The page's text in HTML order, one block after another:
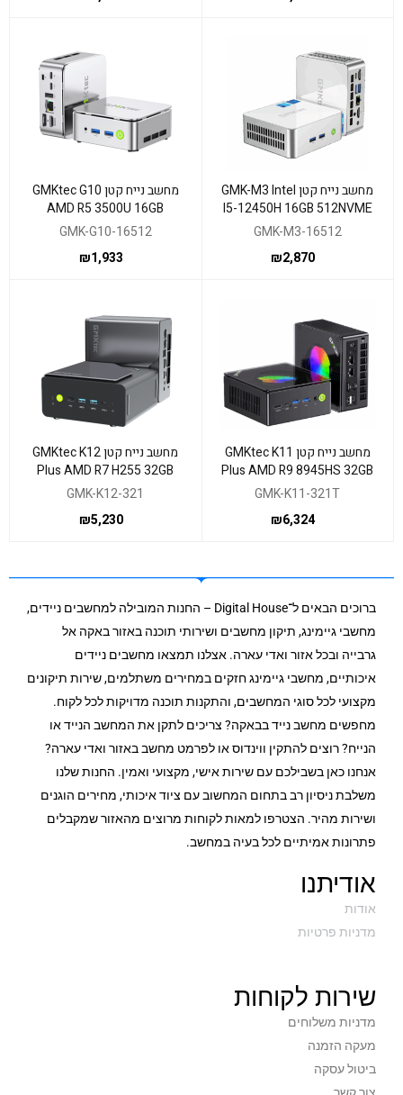
מחשב נייח קטן GMK-M3 Intel
I5-12450H 16GB 512NVME
WIN11 Pro
GMK-M3-16512
₪2,870
מחשב נייח קטן GMKtec G10
AMD R5 3500U 16GB
512GB WIN11PR
GMK-G10-16512
₪1,933
מחשב נייח קטן GMKtec K11
Plus AMD R9 8945HS 32GB
DDR5 1TB WIN11PR
GMK-K11-321T
₪6,324
מחשב נייח קטן GMKtec K12
Plus AMD R7 H255 32GB
DDR5 1TB WIN11PR
GMK-K12-321
₪5,230
ברוכים הבאים ל־Digital House – החנות המובילה למחשבים ניידים,
מחשבי גיימינג, תיקון מחשבים ושירותי תוכנה באזור באקה אל
גרבייה ובכל אזור ואדי עארה. אצלנו תמצאו מחשבים ניידים
איכותיים, מחשבי גיימינג חזקים במחירים משתלמים, שירות תיקונים
מקצועי לכל סוגי המחשבים, והתקנות תוכנה מדויקות לכל לקוח.
מחפשים מחשב נייד בבאקה? צריכים לתקן את המחשב הנייד או
הנייח? רוצים להתקין ווינדוס או לפרמט מחשב באזור ואדי עארה?
אנחנו כאן בשבילכם עם שירות אישי, מקצועי ואמין. החנות שלנו
משלבת ניסיון רב בתחום המחשוב עם ציוד איכותי, מחירים הוגנים
ושירות מהיר. הצטרפו למאות לקוחות מרוצים מהאזור שמקבלים
פתרונות אמיתיים לכל בעיה במחשב.
אודיתנו
אודות
מדניות פרטיות
שירות לקוחות
מדניות משלוחים
מעקה הזמנה
ביטול עסקה
צור קשר